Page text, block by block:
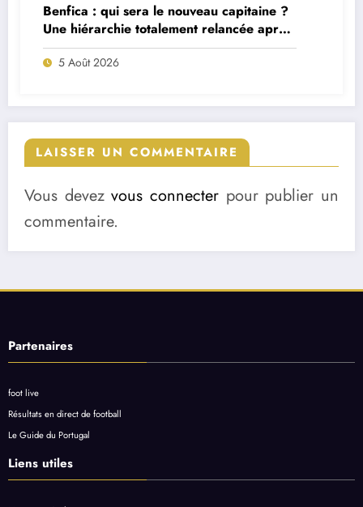
Benfica : qui sera le nouveau capitaine ?
Une hiérarchie totalement relancée après
deux départs majeurs
5 Août 2026
LAISSER UN COMMENTAIRE
Vous devezvous connecter pour publier un
commentaire.
Partenaires
foot live
Résultats en direct de football
Le Guide du Portugal
Liens utiles